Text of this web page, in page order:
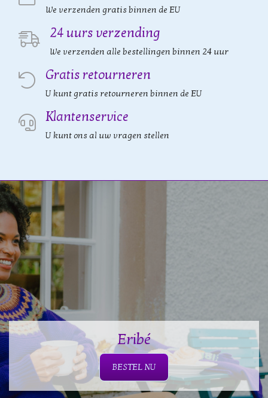
We verzenden gratis binnen de EU
24 uurs verzending
We verzenden alle bestellingen binnen 24 uur
Gratis retourneren
U kunt gratis retourneren binnen de EU
Klantenservice
U kunt ons al uw vragen stellen
Eribé
BESTEL NU